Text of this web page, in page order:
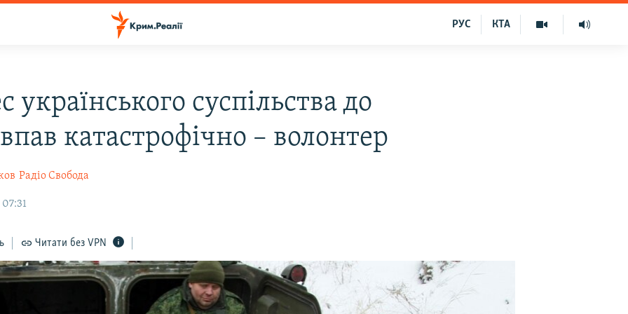
КТА
РУС
українського суспільства до
катастрофічно – волонтер
Радіо Свобода
Читати без VPN